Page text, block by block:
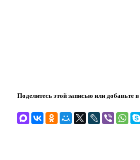
Поделитесь этой записью или добавьте